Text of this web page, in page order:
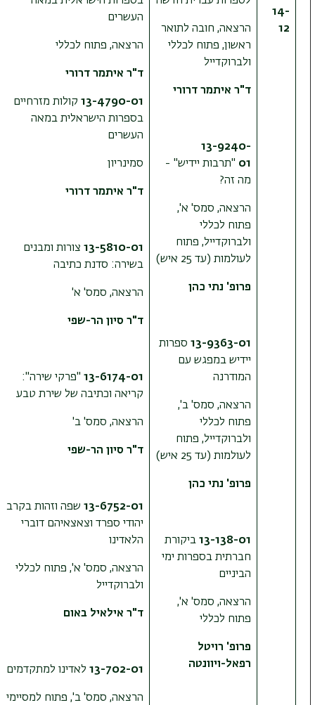
14-
12
הרצאה, חובה לתואר
ראשון, פתוח לכללי
ולברוקדייל
ד"ר איתמר דרורי
13-9240-
01 "תרבות יידיש" -
מה זה?
הרצאה, סמס' א',
פתוח לכללי
ולברוקדייל, פתוח
לעולמות (עד 25 איש)
פרופ' נתי כהן
13-9363-01 ספרות
יידיש במפגש עם
המודרנה
הרצאה, סמס' ב',
פתוח לכללי
ולברוקדייל, פתוח
לעולמות (עד 25 איש)
פרופ' נתי כהן
13-138-01 ביקורת
חברתית בספרות ימי
הביניים
הרצאה, סמס' א',
פתוח לכללי
פרופ' רויטל
רפאל-ויוונטה
העשרים
הרצאה, פתוח לכללי
ד"ר איתמר דרורי
13-4790-01 קולות מזרחיים
בספרות הישראלית במאה
העשרים
סמינריון
ד"ר איתמר דרורי
13-5810-01 צורות ומבנים
בשירה: סדנת כתיבה
הרצאה, סמס' א'
ד"ר סיון הר-שפי
13-6174-01 "פרקי שירה":
קריאה וכתיבה של שירת טבע
הרצאה, סמס' ב'
ד"ר סיון הר-שפי
13-6752-01 שפה וזהות בקרב
יהודי ספרד וצאצאיהם דוברי
הלאדינו
הרצאה, סמס' א', פתוח לכללי
ולברוקדייל
ד"ר אילאיל באום
13-702-01 לאדינו למתקדמים
הרצאה, סמס' ב', פתוח למסיימי